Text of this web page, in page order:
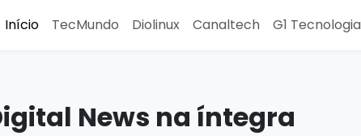
Início TecMundo Diolinux Canaltech G1 Tecnologia
News na íntegra